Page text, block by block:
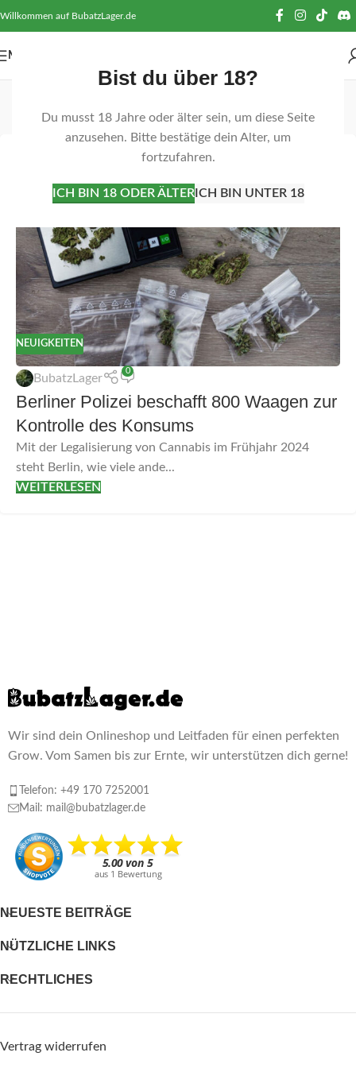
Bist du über 18?
Du musst 18 Jahre oder älter sein, um diese Seite
anzusehen. Bitte bestätige dein Alter, um
fortzufahren.
ICH BIN 18 ODER ÄLTERICH BIN UNTER 18
Willkommen auf BubatzLager.de
MENÜ
Startseite Beiträge mit Schlagwort "Waagen"
NEUIGKEITEN
BubatzLager
0
Berliner Polizei beschafft 800 Waagen zur
Kontrolle des Konsums
Mit der Legalisierung von Cannabis im Frühjahr 2024
steht Berlin, wie viele ande...
WEITERLESEN
Wir sind dein Onlineshop und Leitfaden für einen perfekten
Grow. Vom Samen bis zur Ernte, wir unterstützen dich gerne!
Telefon: +49 170 7252001
Mail: mail@bubatzlager.de
NEUESTE BEITRÄGE
NÜTZLICHE LINKS
RECHTLICHES
Vertrag widerrufen